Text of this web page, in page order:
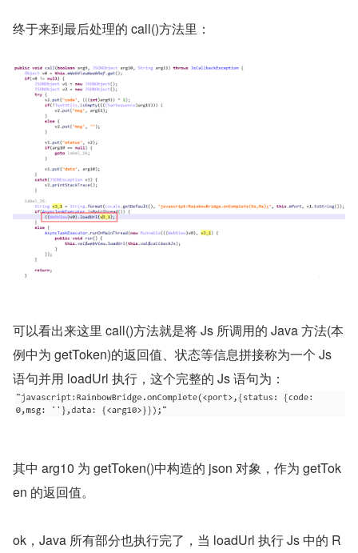
终于来到最后处理的 call()方法里：
可以看出来这里 call()方法就是将 Js 所调用的 Java 方法(本
例中为 getToken)的返回值、状态等信息拼接称为一个 Js
语句并用 loadUrl 执行，这个完整的 Js 语句为：
其中 arg10 为 getToken()中构造的 json 对象，作为 getTok
en 的返回值。
ok，Java 所有部分也执行完了，当 loadUrl 执行 Js 中的 R